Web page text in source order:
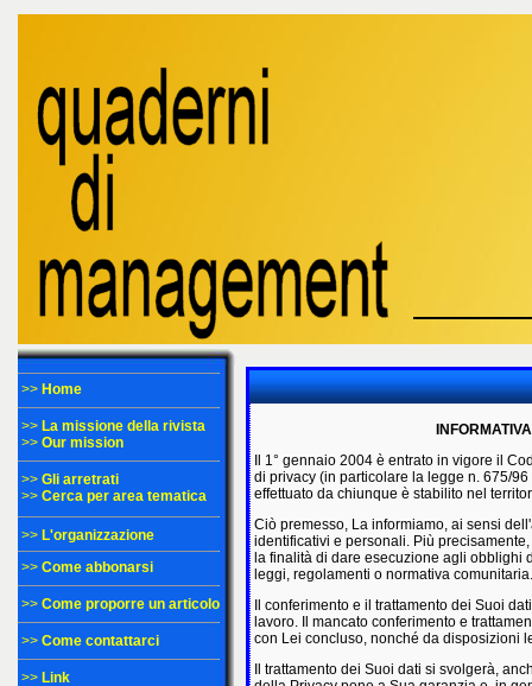
>> Home
>> La missione della rivista
>> Our mission
>> Gli arretrati
>> Cerca per area tematica
>> L'organizzazione
>> Come abbonarsi
>> Come proporre un articolo
>> Come contattarci
>> Link
Il 1° gennaio 2004 è entrato in vigore il
di privacy (in particolare la legge n. 675/
effettuato da chiunque è stabilito nel
Ciò premesso, La informiamo, ai sensi
identificativi e personali. Più precisamente,
la finalità di dare esecuzione agli obblighi
leggi, regolamenti o normativa comunitaria.
Il conferimento e il trattamento dei Suoi
lavoro. Il mancato conferimento e
con Lei concluso, nonché da disposizioni
Il trattamento dei Suoi dati si svolgerà,